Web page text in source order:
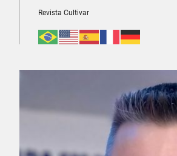
Revista Cultivar